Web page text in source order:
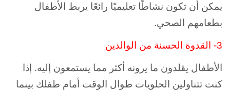
يمكن أن تكون نشاطًا تعليميًا رائعًا يربط الأطفال
بطعامهم الصحي.
3- القدوة الحسنة من الوالدين
الأطفال يقلدون ما يرونه أكثر مما يستمعون إليه. إذا
كنت تتناولين الحلويات طوال الوقت أمام طفلك بينما